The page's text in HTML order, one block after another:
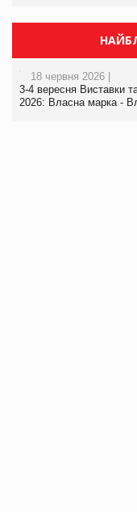
18 червня 2026 |
3-4 вересня Виставки
2026: Власна марка -